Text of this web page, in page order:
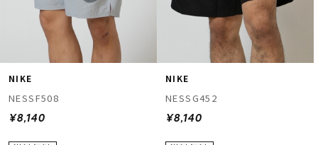
NIKE
NESSF508
¥8,140
NIKE
NESSG452
¥8,140